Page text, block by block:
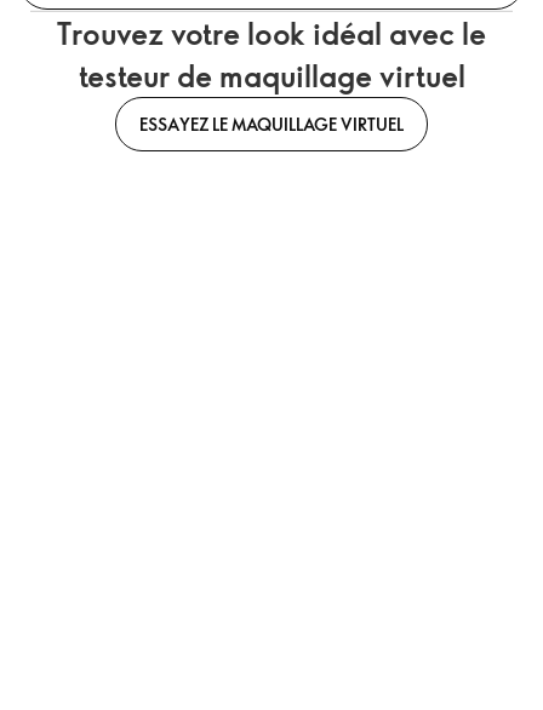
Trouvez votre look idéal avec le
testeur de maquillage virtuel
ESSAYEZ LE MAQUILLAGE VIRTUEL